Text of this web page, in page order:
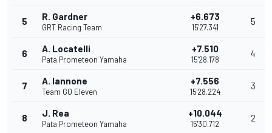
5 R. Gardner
GRT Racing Team
+6.673
15'27.341
5
6 A. Locatelli
Pata Prometeon Yamaha
+7.510
15'28.178
4
7 A. Iannone
Team GO Eleven
+7.556
15'28.224
3
8 J. Rea
Pata Prometeon Yamaha
+10.044
15'30.712
2